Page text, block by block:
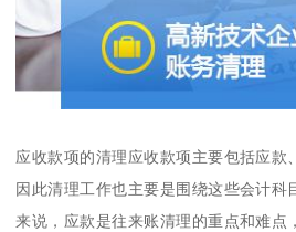
应收款项的清理应收款项主要包括应款
因此清理工作也主要是围绕这些会计科
来说，应款是往来账清理的重点和难点